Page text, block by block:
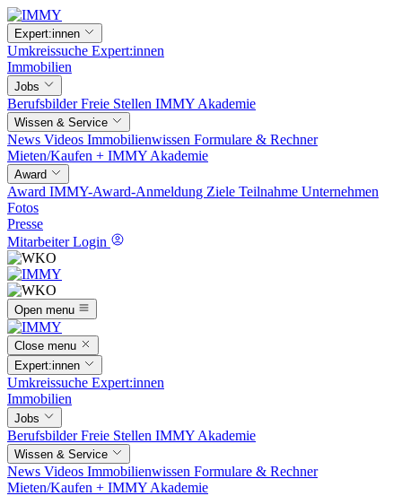
Expert:innen
Umkreissuche Expert:innen
Immobilien
Jobs
BerufsbilderFreie Stellen IMMY Akademie
Wissen & Service
News Videos Immobilienwissen Formulare & Rechner
Mieten/Kaufen + IMMY Akademie
Award
Award IMMY-Award-Anmeldung Ziele Teilnahme Unternehmen
Fotos
Presse
Mitarbeiter Login
Open menu
Close menu
Expert:innen
Umkreissuche Expert:innen
Immobilien
Jobs
BerufsbilderFreie Stellen IMMY Akademie
Wissen & Service
News Videos Immobilienwissen Formulare & Rechner
Mieten/Kaufen + IMMY Akademie